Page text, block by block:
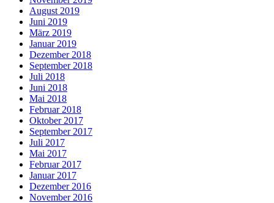
August 2019
Juni 2019
März 2019
Januar 2019
Dezember 2018
September 2018
Juli 2018
Juni 2018
Mai 2018
Februar 2018
Oktober 2017
September 2017
Juli 2017
Mai 2017
Februar 2017
Januar 2017
Dezember 2016
November 2016